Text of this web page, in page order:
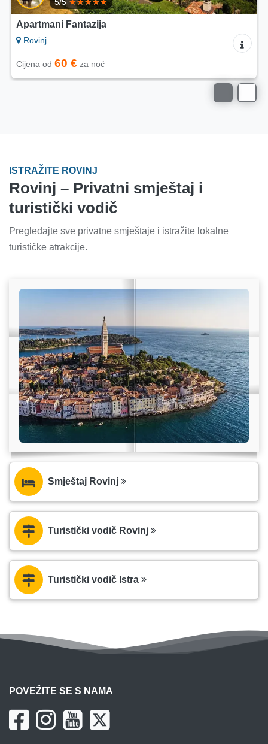
Apartmani Modrušan
Rovinj
Cijena od 60 € za noć
ISTRAŽITE ROVINJ
Rovinj – Privatni smještaj i
turistički vodič
Pregledajte sve privatne smještaje i istražite lokalne
turističke atrakcije.
Smještaj Rovinj
Turistički vodič Rovinj
Turistički vodič Istra
POVEŽITE SE S NAMA